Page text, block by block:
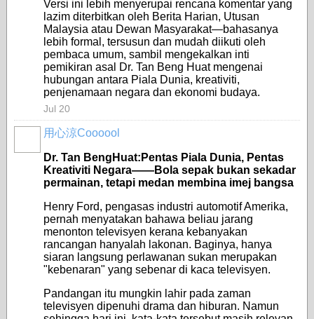
Versi ini lebih menyerupai rencana komentar yang
lazim diterbitkan oleh Berita Harian, Utusan
Malaysia atau Dewan Masyarakat—bahasanya
lebih formal, tersusun dan mudah diikuti oleh
pembaca umum, sambil mengekalkan inti
pemikiran asal Dr. Tan Beng Huat mengenai
hubungan antara Piala Dunia, kreativiti,
penjenamaan negara dan ekonomi budaya.
Jul 20
用心涼Coooool
Dr. Tan BengHuat:Pentas Piala Dunia, Pentas
Kreativiti Negara——Bola sepak bukan sekadar
permainan, tetapi medan membina imej bangsa
Henry Ford, pengasas industri automotif Amerika,
pernah menyatakan bahawa beliau jarang
menonton televisyen kerana kebanyakan
rancangan hanyalah lakonan. Baginya, hanya
siaran langsung perlawanan sukan merupakan
"kebenaran" yang sebenar di kaca televisyen.
Pandangan itu mungkin lahir pada zaman
televisyen dipenuhi drama dan hiburan. Namun